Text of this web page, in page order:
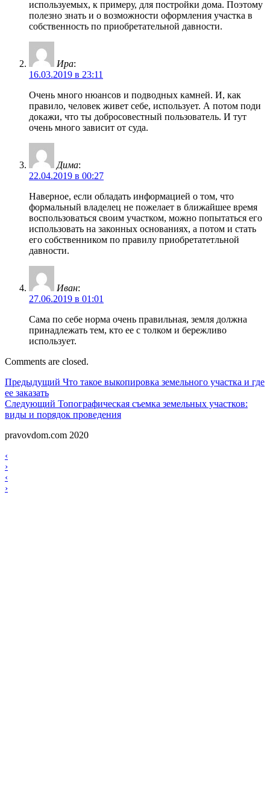
используемых, к примеру, для постройки дома. Поэтому
полезно знать и о возможности оформления участка в
собственность по приобретательной давности.
Ира:
16.03.2019 в 23:11
Очень много нюансов и подводных камней. И, как
правило, человек живет себе, использует. А потом поди
докажи, что ты добросовестный пользователь. И тут
очень много зависит от суда.
Дима:
22.04.2019 в 00:27
Наверное, если обладать информацией о том, что
формальный владелец не пожелает в ближайшее время
воспользоваться своим участком, можно попытаться его
использовать на законных основаниях, а потом и стать
его собственником по правилу приобретатетльной
давности.
Иван:
27.06.2019 в 01:01
Сама по себе норма очень правильная, земля должна
принадлежать тем, кто ее с толком и бережливо
использует.
Comments are closed.
Навигация
по
записям
Предыдущий Предыдущий
Что такое выкопировка земельного участка и где
ее заказать
Следующий Следующий
Топографическая съемка земельных участков:
виды и порядок проведения
pravovdom.com 2020
Scroll
Up
Навигация
по
записям
‹
›
Навигация
по
‹
›